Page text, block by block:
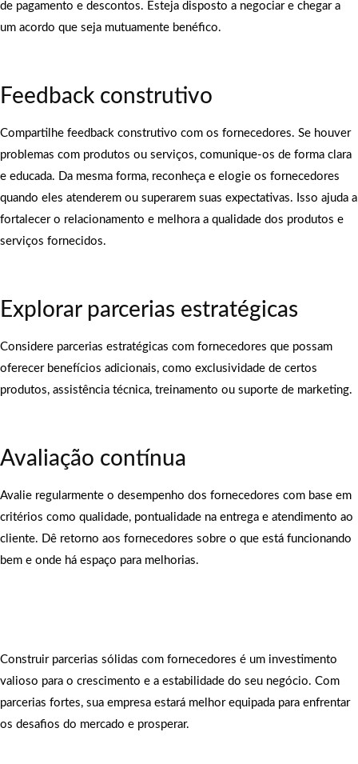
de pagamento e descontos. Esteja disposto a negociar e chegar a
um acordo que seja mutuamente benéfico.
Feedback construtivo
Compartilhe feedback construtivo com os fornecedores. Se houver
problemas com produtos ou serviços, comunique-os de forma clara
e educada. Da mesma forma, reconheça e elogie os fornecedores
quando eles atenderem ou superarem suas expectativas. Isso ajuda a
fortalecer o relacionamento e melhora a qualidade dos produtos e
serviços fornecidos.
Explorar parcerias estratégicas
Considere parcerias estratégicas com fornecedores que possam
oferecer benefícios adicionais, como exclusividade de certos
produtos, assistência técnica, treinamento ou suporte de marketing.
Avaliação contínua
Avalie regularmente o desempenho dos fornecedores com base em
critérios como qualidade, pontualidade na entrega e atendimento ao
cliente. Dê retorno aos fornecedores sobre o que está funcionando
bem e onde há espaço para melhorias.
Construir parcerias sólidas com fornecedores é um investimento
valioso para o crescimento e a estabilidade do seu negócio. Com
parcerias fortes, sua empresa estará melhor equipada para enfrentar
os desafios do mercado e prosperar.